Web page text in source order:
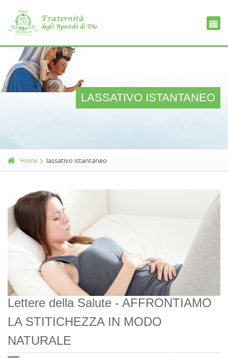
LASSATIVO ISTANTANEO
Home lassativo istantaneo
Lettere della Salute - AFFRONTIAMO
LA STITICHEZZA IN MODO
NATURALE